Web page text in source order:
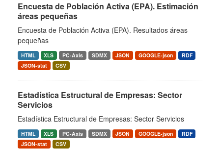
Encuesta de Población Activa (EPA). Estimación
áreas pequeñas
Encuesta de Población Activa (EPA). Resultados áreas
pequeñas
HTML XLS PC-Axis SDMX JSON GOOGLE-json
RDF
JSON-stat
CSV
Estadística Estructural de Empresas: Sector
Servicios
Estadística Estructural de Empresas: Sector Servicios
HTML XLS PC-Axis SDMX JSON GOOGLE-json
RDF
JSON-stat
CSV